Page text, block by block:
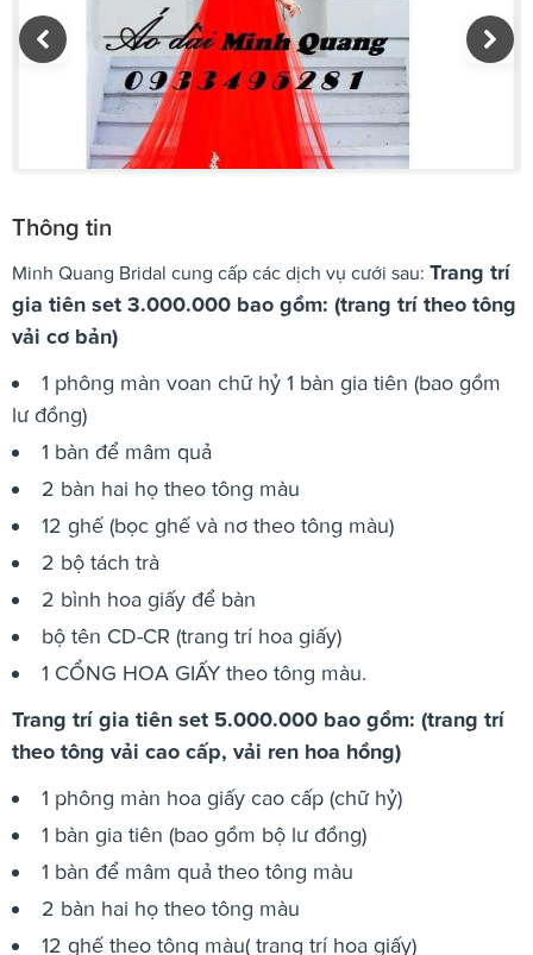
Thông tin
Minh Quang Bridal cung cấp các dịch vụ cưới sau: Trang trí
gia tiên set 3.000.000 bao gồm: (trang trí theo tông
vải cơ bản)
1 phông màn voan chữ hỷ 1 bàn gia tiên (bao gồm
lư đồng)
1 bàn để mâm quả
2 bàn hai họ theo tông màu
12 ghế (bọc ghế và nơ theo tông màu)
2 bộ tách trà
2 bình hoa giấy để bàn
bộ tên CD-CR (trang trí hoa giấy)
1 CỔNG HOA GIẤY theo tông màu.
Trang trí gia tiên set 5.000.000 bao gồm: (trang trí
theo tông vải cao cấp, vải ren hoa hồng)
1 phông màn hoa giấy cao cấp (chữ hỷ)
1 bàn gia tiên (bao gồm bộ lư đồng)
1 bàn để mâm quả theo tông màu
2 bàn hai họ theo tông màu
12 ghế theo tông màu( trang trí hoa giấy)